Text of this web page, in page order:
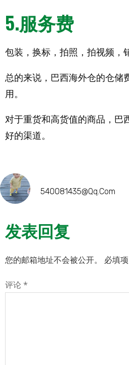
5.服务费
包装，换标，拍照，拍视频，
总的来说，巴西海外仓的仓储
用。
对于重货和高货值的商品，巴
好的渠道。
540081435@qq.com
发表回复
您的邮箱地址不会被公开。 必填
评论 *